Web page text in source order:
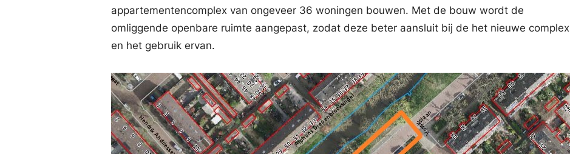
appartementencomplex van ongeveer 36 woningen bouwen. Met de bouw wordt de
omliggende openbare ruimte aangepast, zodat deze beter aansluit bij de het nieuwe complex
en het gebruik ervan.